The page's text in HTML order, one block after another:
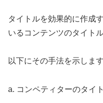
タイトルを効果的に作成
いるコンテンツのタイト
以下にその手法を示します
a. コンペティターのタイ